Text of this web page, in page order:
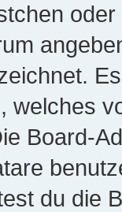
welches
Board-
du die